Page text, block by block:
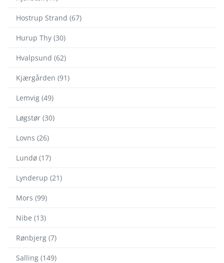
Hostrup Strand (67)
Hurup Thy (30)
Hvalpsund (62)
Kjærgården (91)
Lemvig (49)
Løgstør (30)
Lovns (26)
Lundø (17)
Lynderup (21)
Mors (99)
Nibe (13)
Rønbjerg (7)
Salling (149)